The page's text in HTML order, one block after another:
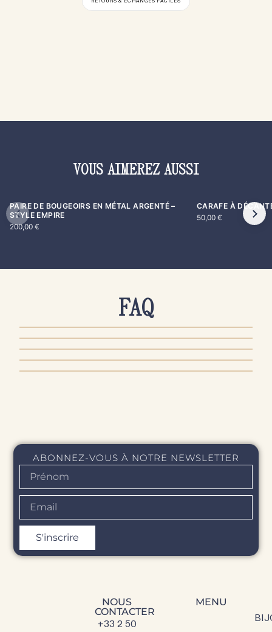
VOUS AIMEREZ AUSSI
PAIRE DE BOUGEOIRS EN MÉTAL ARGENTÉ –
STYLE EMPIRE
200,00 €
CARAFE À
50,00 €
FAQ
AUTHENTICITÉ & QUALITÉ
PRODUITS & ENTRETIEN
ABONNEZ-VOUS À NOTRE NEWSLETTER
S'inscrire
NOUS
CONTACTER
+33 2 50
MENU